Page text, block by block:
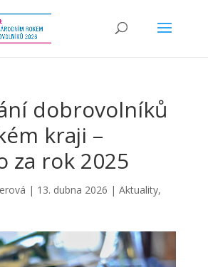
dobrovolníků
kraji –
za rok 2025
| 13. dubna 2026 | Aktuality,